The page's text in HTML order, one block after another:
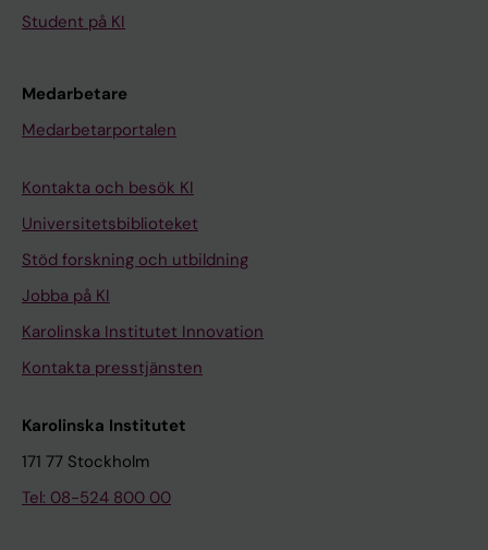
Student på KI
Medarbetare
Medarbetarportalen
Kontakta och besök KI
Universitetsbiblioteket
Stöd forskning och utbildning
Jobba på KI
Karolinska Institutet Innovation
Kontakta presstjänsten
Karolinska Institutet
171 77 Stockholm
Tel: 08-524 800 00